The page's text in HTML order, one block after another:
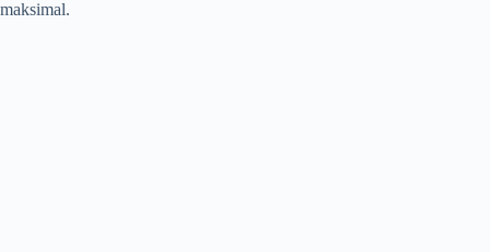
maksimal.